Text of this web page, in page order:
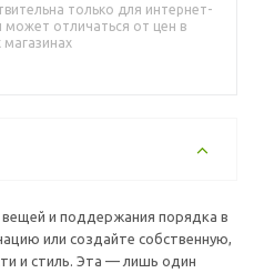
только для интернет-
может отличаться от цен в
магазинах
и поддержания порядка в
или создайте собственную,
и стиль. Эта — лишь один